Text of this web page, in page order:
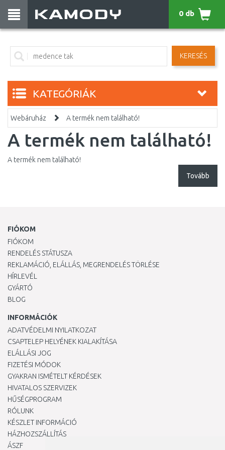
KERESÉS
0 db
KATEGÓRIÁK
Webáruház A termék nem található!
A termék nem található!
A termék nem található!
Tovább
FIÓKOM
FIÓKOM
RENDELÉS STÁTUSZA
REKLAMÁCIÓ, ELÁLLÁS, MEGRENDELÉS TÖRLÉSE
HÍRLEVÉL
GYÁRTÓ
BLOG
INFORMÁCIÓK
ADATVÉDELMI NYILATKOZAT
CSAPTELEP HELYÉNEK KIALAKÍTÁSA
ELÁLLÁSI JOG
FIZETÉSI MÓDOK
GYAKRAN ISMÉTELT KÉRDÉSEK
HIVATALOS SZERVIZEK
HŰSÉGPROGRAM
RÓLUNK
KÉSZLET INFORMÁCIÓ
HÁZHOZSZÁLLÍTÁS
ÁSZF